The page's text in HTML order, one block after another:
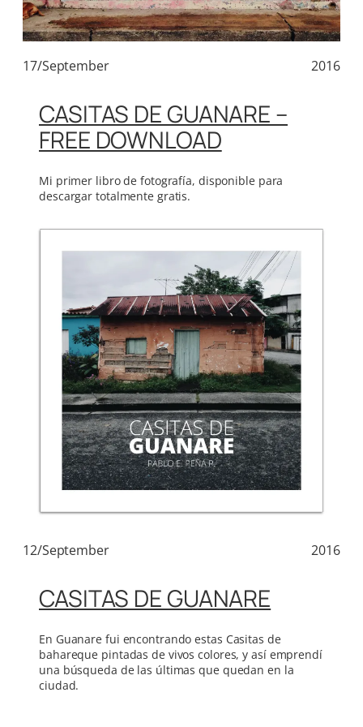
17/September 2016
CASITAS DE GUANARE –
FREE DOWNLOAD
Mi primer libro de fotografía, disponible para
descargar totalmente gratis.
12/September 2016
CASITAS DE GUANARE
En Guanare fui encontrando estas Casitas de
bahareque pintadas de vivos colores, y así emprendí
una búsqueda de las últimas que quedan en la
ciudad.